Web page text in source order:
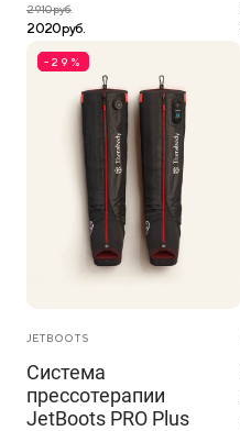
2 910 руб.
2 020 руб.
-29%
JETBOOTS
Система
прессотерапии
JetBoots PRO Plus